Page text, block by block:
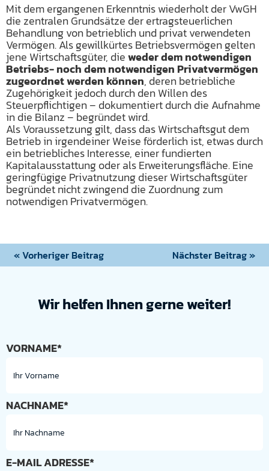
Mit dem ergangenen Erkenntnis wiederholt der VwGH
die zentralen Grundsätze der ertragsteuerlichen
Behandlung von betrieblich und privat verwendeten
Vermögen. Als gewillkürtes Betriebsvermögen gelten
jene Wirtschaftsgüter, dieweder dem notwendigen
Betriebs- noch dem notwendigen Privatvermögen
zugeordnet werden können, deren betriebliche
Zugehörigkeit jedoch durch den Willen des
Steuerpflichtigen – dokumentiert durch die Aufnahme
in die Bilanz – begründet wird.
Als Voraussetzung gilt, dass das Wirtschaftsgut dem
Betrieb in irgendeiner Weise förderlich ist, etwas durch
ein betriebliches Interesse, einer fundierten
Kapitalausstattung oder als Erweiterungsfläche. Eine
geringfügige Privatnutzung dieser Wirtschaftsgüter
begründet nicht zwingend die Zuordnung zum
notwendigen Privatvermögen.
« Vorheriger Beitrag Nächster Beitrag »
Wir helfen Ihnen gerne weiter!
VORNAME*
NACHNAME*
E-MAIL ADRESSE*